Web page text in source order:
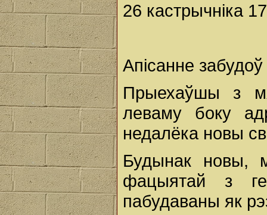
26 кастрычніка
Апісанне
Прыехаўшы з
леваму боку
недалёка новы
Будынак новы,
фацыятай з
пабудаваны як